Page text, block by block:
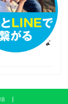
運営会社を変
】
詐欺で稼げな